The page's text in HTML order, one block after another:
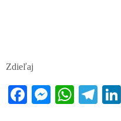
Zdieľaj
Fa M
W
Te